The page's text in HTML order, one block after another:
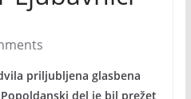
priljubljena glasbena
del je bil prežet